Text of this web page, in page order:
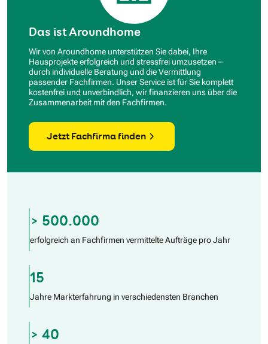
Das ist Aroundhome
Wir von Aroundhome unterstützen Sie dabei, Ihre
Hausprojekte erfolgreich und stressfrei umzusetzen –
durch individuelle Beratung und die Vermittlung
passender Fachfirmen. Unser Service ist für Sie komplett
kostenfrei und unverbindlich, wir finanzieren uns über die
Zusammenarbeit mit den Fachfirmen.
Jetzt Fachfirma finden
> 500.000
erfolgreich an Fachfirmen vermittelte Aufträge pro Jahr
15
Jahre Markterfahrung in verschiedensten Branchen
> 40